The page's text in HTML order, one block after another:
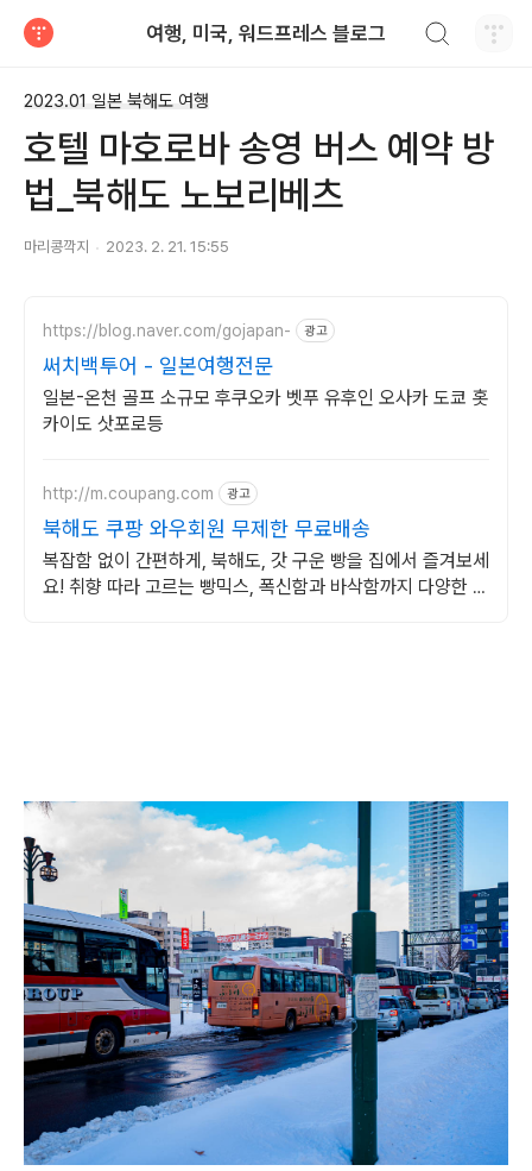
여행, 미국, 워드프레스 블로그
2023.01 일본 북해도 여행
호텔 마호로바 송영 버스 예약 방
법_북해도 노보리베츠
마리콩깍지 2023. 2. 21. 15:55
https://blog.naver.com/gojapan- 광고
써치백투어 - 일본여행전문
일본-온천 골프 소규모 후쿠오카 벳푸 유후인 오사카 도쿄 홋
카이도 삿포로등
http://m.coupang.com 광고
북해도 쿠팡 와우회원 무제한 무료배송
복잡함 없이 간편하게, 북해도, 갓 구운 빵을 집에서 즐겨보세
요! 취향 따라 고르는 빵믹스, 폭신함과 바삭함까지 다양한 식